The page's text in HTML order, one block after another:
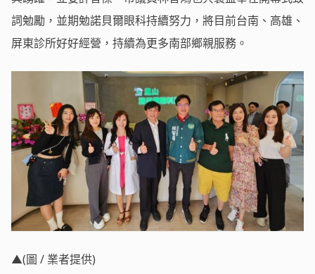
詞勉勵，並期勉諾貝爾眼科持續努力，將目前台南、高雄、
屏東診所好好經營，持續為更多南部鄉親服務。
▲(圖 / 業者提供)